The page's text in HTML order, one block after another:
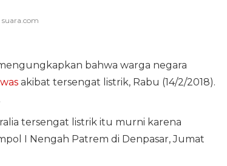
bahwa warga negara
akibat tersengat listrik, Rabu (14/2/2018).
tersengat listrik itu murni karena
I Nengah Patrem di Denpasar, Jumat